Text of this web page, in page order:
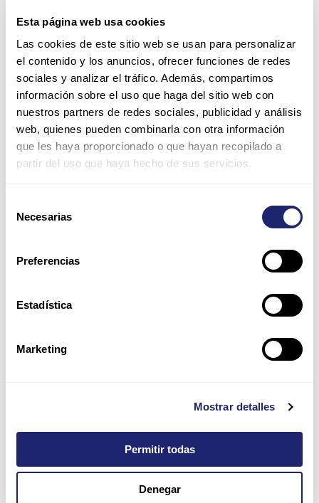
Esta página web usa cookies
Las cookies de este sitio web se usan para personalizar
el contenido y los anuncios, ofrecer funciones de redes
sociales y analizar el tráfico. Además, compartimos
información sobre el uso que haga del sitio web con
nuestros partners de redes sociales, publicidad y análisis
web, quienes pueden combinarla con otra información
que les haya proporcionado o que hayan recopilado a
partir del uso que haya hecho de sus servicios.
Necesarias
Preferencias
Estadística
Marketing
Mostrar detalles
Permitir todas
Denegar
Catalyst 3560, visita lapágina del vendedor.
Fuente de la imagen: Cisco.
Ant
ANTERIOR SIGUIENTE
Derecho a reparar en Europa: qué implica para